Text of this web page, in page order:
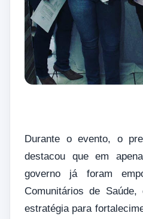
Durante o evento, o
destacou que em
governo já foram
Comunitários de
estratégia para